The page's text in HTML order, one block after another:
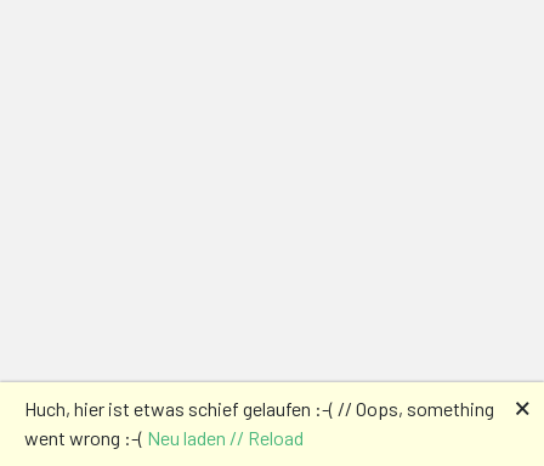
Huch, hier ist etwas schief gelaufen :-( // Oops, something
went wrong :-( Neu laden // Reload
🗙